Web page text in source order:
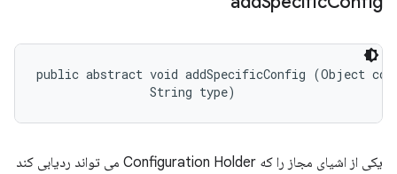
public abstract void addSpecificConfig (Object
                String type)
یکی از اشیای مجاز را که Configuration Holder می تواند ردیابی کند